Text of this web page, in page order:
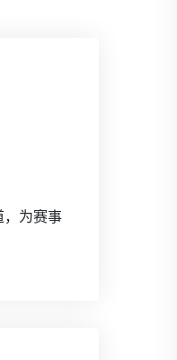
，为赛事